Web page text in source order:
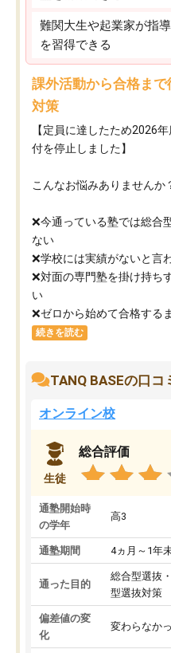
難関大生や起業家が指
を習得できる
課外活動から合格ま
対策
【定員に達したため2026
付を停止しました】
こんなお悩みありませんか
❌今通っている塾では総合
ない
❌学校には実績がないと言
❌対面の専門塾を掛け持ち
い
❌ゼロから始めて合格する
続きを読む
TANQ BASEの口コ
オンライン校
生徒
総合評価
通塾開始時
の学年
高3
通塾期間 4ヵ月～1年
通った目的
総合型選抜
型選抜対策
偏差値の変
化
変わらなか